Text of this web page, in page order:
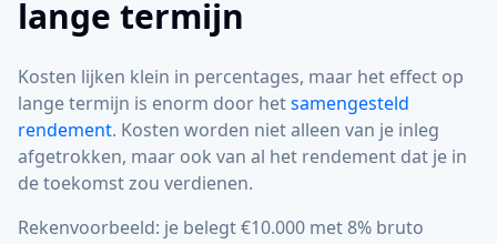
lange termijn
Kosten lijken klein in percentages, maar het effect op
lange termijn is enorm door hetsamengesteld
rendement. Kosten worden niet alleen van je inleg
afgetrokken, maar ook van al het rendement dat je in
de toekomst zou verdienen.
Rekenvoorbeeld: je belegt €10.000 met 8% bruto